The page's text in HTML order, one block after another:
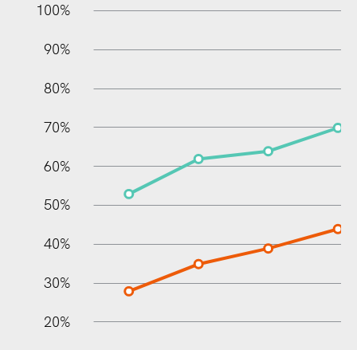
100%
100%
90%
80%
70%
60%
50%
40%
30%
20%